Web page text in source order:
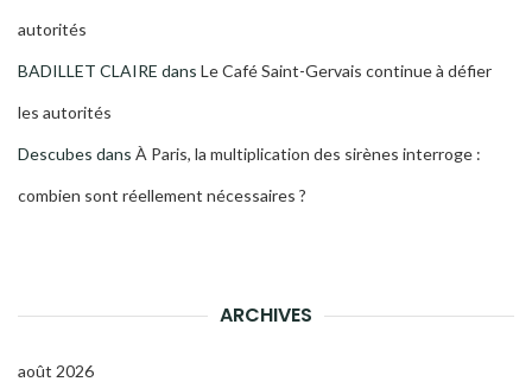
autorités
BADILLET CLAIRE dans Le Café Saint-Gervais continue à défier
les autorités
Descubes dans À Paris, la multiplication des sirènes interroge :
combien sont réellement nécessaires ?
ARCHIVES
août 2026